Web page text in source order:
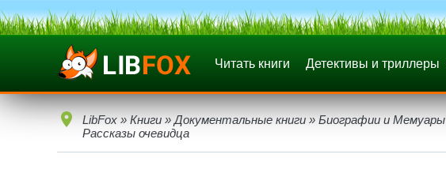
Читать книги Детективы и триллеры
LibFox » Книги » Документальные книги » Биографии и Мемуары
Рассказы очевидца